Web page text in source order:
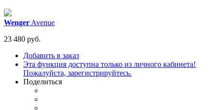
Wenger Avenue
23 480 руб.
Добавить в заказ
Эта функция доступна только из личного кабинета!
Пожалуйста, зарегистрируйтесь.
Поделиться